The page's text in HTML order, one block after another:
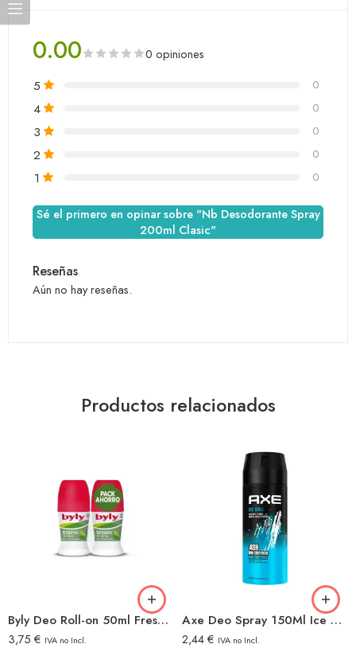
0.00 0 opiniones
5 0
4 0
3 0
2 0
1 0
Sé el primero en opinar sobre "Nb Desodorante Spray
200ml Clasic"
Reseñas
Aún no hay reseñas.
Productos relacionados
Byly Deo Roll-on 50ml Fresh Original 2×1
3,75 € IVA no Incl.
Axe Deo Spray 150Ml Ice Chill
2,44€ IVA no Incl.